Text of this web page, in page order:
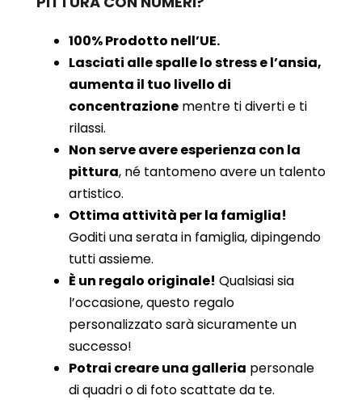
100% Prodotto nell’UE.
Lasciati alle spalle lo stress e l’ansia,
aumenta il tuo livello di
concentrazione mentre ti diverti e ti
rilassi.
Non serve avere esperienza con la
pittura, né tantomeno avere un talento
artistico.
Ottima attività per la famiglia!
Goditi una serata in famiglia, dipingendo
tutti assieme.
È un regalo originale! Qualsiasi sia
l’occasione, questo regalo
personalizzato sarà sicuramente un
successo!
Potrai creare una galleria personale
di quadri o di foto scattate da te.